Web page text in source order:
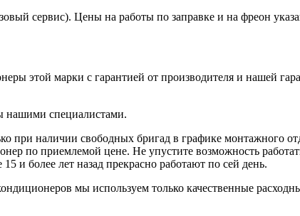
сервис). Цены на работы по заправке и на фреон
этой марки с гарантией от производителя и нашей
нашими специалистами.
при наличии свободных бригад в графике монтажного
по приемлемой цене. Не упустите возможность
и более лет назад прекрасно работают по сей день.
мы используем только качественные